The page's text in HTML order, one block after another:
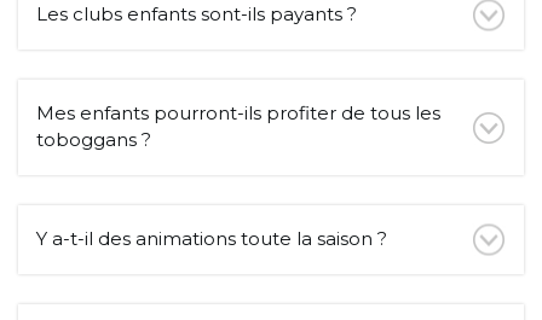
Les clubs enfants sont-ils payants ?
Mes enfants pourront-ils profiter de tous les
toboggans ?
Y a-t-il des animations toute la saison ?